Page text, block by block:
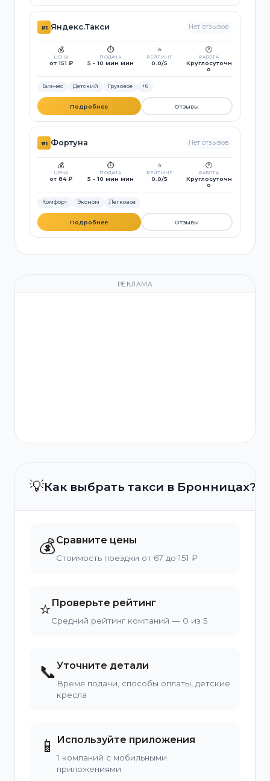
#1 Яндекс.Такси Нет отзывов
💰
ЦЕНА
от 151 ₽
⏱️
ПОДАЧА
5 - 10 мин мин
⭐
РЕЙТИНГ
0.0/5
🕐
РАБОТА
Круглосуточн
о
Бизнес Детский Грузовое +6
Подробнее Отзывы
#1 Фортуна Нет отзывов
💰
ЦЕНА
от 84 ₽
⏱️
ПОДАЧА
5 - 10 мин мин
⭐
РЕЙТИНГ
0.0/5
🕐
РАБОТА
Круглосуточн
о
Комфорт Эконом Легковое
Подробнее Отзывы
РЕКЛАМА
💡Как выбрать такси в Бронницах?
💰Сравните цены
Стоимость поездки от 67 до 151 ₽
⭐Проверьте рейтинг
Средний рейтинг компаний — 0 из 5
📞Уточните детали
Время подачи, способы оплаты, детские
кресла
📱 Используйте приложения
1 компаний с мобильными
приложениями